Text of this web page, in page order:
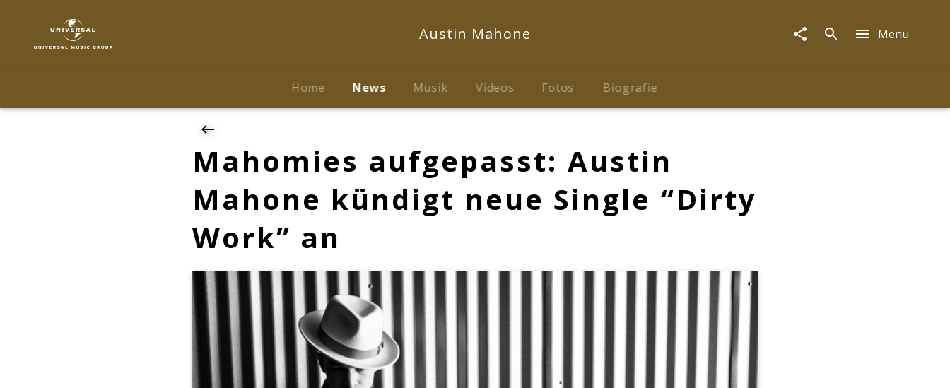
aufgepasst:
Austin Mahone Menu
Home News Musik Videos Fotos Biografie
Mahomies aufgepasst: Austin
Mahone kündigt neue Single “Dirty
Work” an